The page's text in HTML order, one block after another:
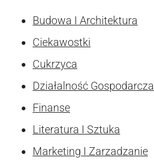
Budowa I Architektura
Ciekawostki
Cukrzyca
Działalność Gospodarcza
Finanse
Literatura I Sztuka
Marketing I Zarzadzanie